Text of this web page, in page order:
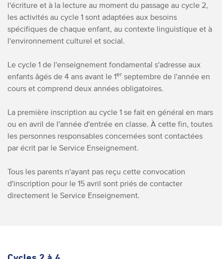
l'écriture et à la lecture au moment du passage au cycle 2,
les activités au cycle 1 sont adaptées aux besoins
spécifiques de chaque enfant, au contexte linguistique et à
l'environnement culturel et social.
Le cycle 1 de l'enseignement fondamental s'adresse aux
enfants âgés de 4 ans avant le 1er septembre de l'année en
cours et comprend deux années obligatoires.
La première inscription au cycle 1 se fait en général en mars
ou en avril de l'année d'entrée en classe. À cette fin, toutes
les personnes responsables concernées sont contactées
par écrit par le Service Enseignement.
Tous les parents n'ayant pas reçu cette convocation
d'inscription pour le 15 avril sont priés de contacter
directement le Service Enseignement.